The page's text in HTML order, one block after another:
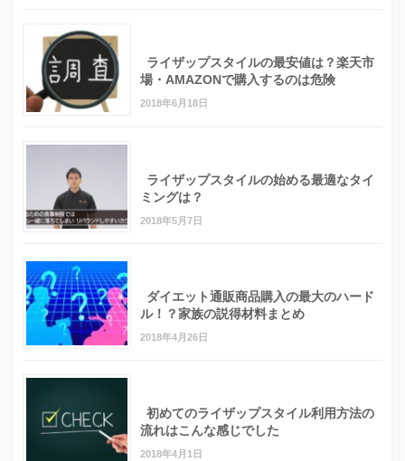
ライザップスタイルの最安値は？楽天市
場・AMAZONで購入するのは危険
2018年6月18日
ライザップスタイルの始める最適なタイ
ミングは？
2018年5月7日
ダイエット通販商品購入の最大のハード
ル！？家族の説得材料まとめ
2018年4月26日
初めてのライザップスタイル利用方法の
流れはこんな感じでした
2018年4月1日